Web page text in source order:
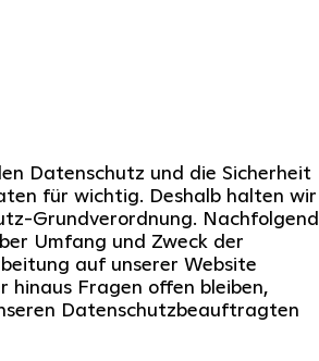
Datenschutz und die Sicherheit
für wichtig. Deshalb halten wir
Grundverordnung. Nachfolgend
Umfang und Zweck der
auf unserer Website
hinaus Fragen offen bleiben,
Datenschutzbeauftragten